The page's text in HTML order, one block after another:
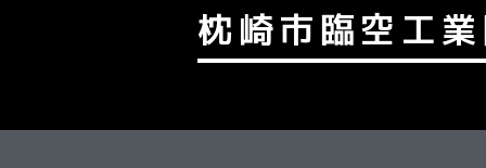
枕崎市臨空工